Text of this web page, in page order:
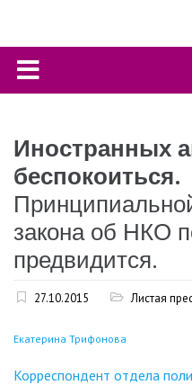
Иностранных
беспокоиться.
закона об НКО
предвидится.
27.10.2015 Листая
Екатерина Трифонова
Корреспондент отдела